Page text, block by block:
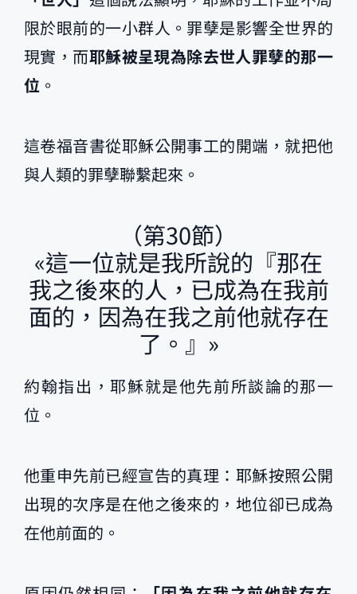
限於眼前的一小群人。罪孽是影響全世界的
現實，而耶穌被呈現為除去世人罪孽的那一
位 。
這卷福音書從耶穌公開事工的開端，就把他
與人類的罪孽聯繫起來。
（第30節）
«這一位就是我所說的『那在
我之後來的人，已成為在我前
面的，因為在我之前他就存在
了。』»
約翰指出，耶穌就是他先前所談論的那一
位。
他重申先前已經宣告的真理：耶穌按照公開
出現的次序是在他之後來的，地位卻已成為
在他前面的。